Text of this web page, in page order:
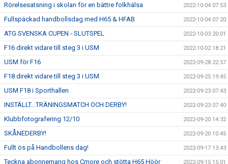
Rörelsesatsning i skolan för en bättre folkhälsa 2022-10-04 07:53
Fullspäckad handbollsdag med H65 & HFAB 2022-10-04 07:20
ATG SVENSKA CUPEN - SLUTSPEL 2022-10-03 20:01
F16 direkt vidare till steg 3 i USM 2022-10-02 18:21
USM för F16 2022-09-28 22:57
F18 direkt vidare till steg 3 i USM 2022-09-25 19:45
USM F18 i Sporthallen 2022-09-23 07:43
INSTÄLLT...TRÄNINGSMATCH OCH DERBY! 2022-09-23 07:40
Klubbfotografering 12/10 2022-09-20 14:32
SKÅNEDERBY! 2022-09-20 10:45
Fullt ös på Handbollens dag! 2022-09-17 13:43
Teckna abonnemang hos Cmore och stötta H65 Höör 2022-09-15 15:01